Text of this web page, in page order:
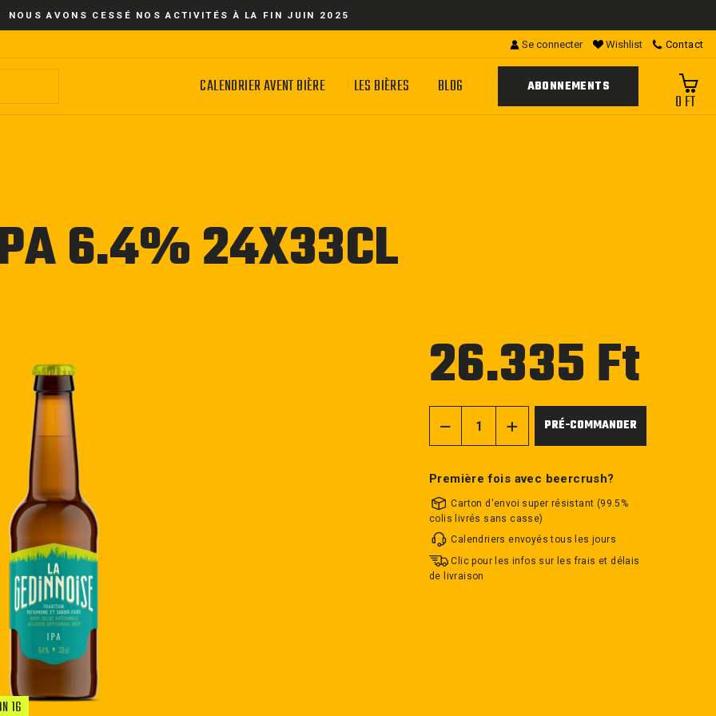
NOUS AVONS CESSÉ NOS ACTIVITÉS À LA FIN JUIN 2025
Se connecter Wishlist Contact
CALENDRIER AVENT BIÈRE LES BIÈRES BLOG ABONNEMENTS
0 FT
6.4% 24X33CL
16
26.335 Ft
PRÉ-COMMANDER
Première fois avec beercrush?
Carton d'envoi super résistant (99.5%
colis livrés sans casse)
Calendriers envoyés tous les jours
Clic pour les infos sur les frais et délais
de livraison